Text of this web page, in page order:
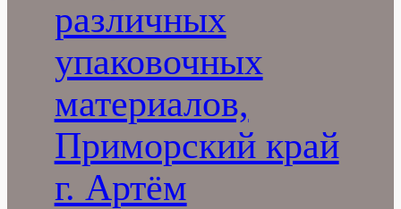
различных
упаковочных
материалов,
Приморский край
г. Артём